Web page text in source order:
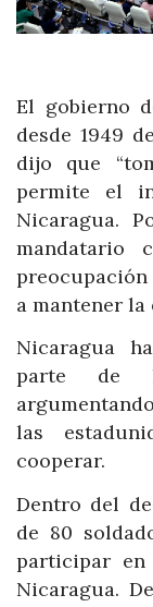
El gobierno
desde 1949
dijo que
permite el
Nicaragua.
mandatario
a mantener
Nicaragua
parte de
las
cooperar.
Dentro del
de 80
participar
Nicaragua.